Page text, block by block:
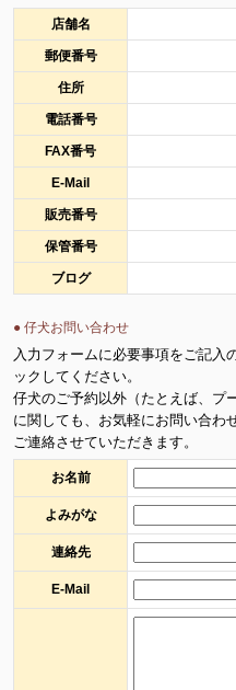
店舗名
郵便番号
住所
電話番号
FAX番号
E-Mail
販売番号
保管番号
ブログ
● 仔犬お問い合わせ
入力フォームに必要事項をご記入
ックしてください。
仔犬のご予約以外（たとえば、プ
に関しても、お気軽にお問い合わ
ご連絡させていただきます。
お名前
よみがな
連絡先
E-Mail